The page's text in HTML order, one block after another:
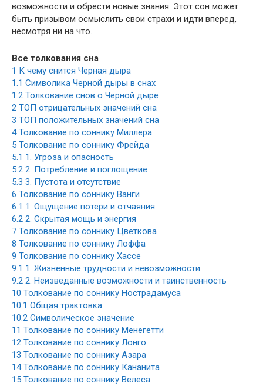
возможности и обрести новые знания. Этот сон может
быть призывом осмыслить свои страхи и идти вперед,
несмотря ни на что.
Все толкования сна
1 К чему снится Черная дыра
1.1 Символика Черной дыры в снах
1.2 Толкование снов о Черной дыре
2 ТОП отрицательных значений сна
3 ТОП положительных значений сна
4 Толкование по соннику Миллера
5 Толкование по соннику Фрейда
5.1 1. Угроза и опасность
5.2 2. Потребление и поглощение
5.3 3. Пустота и отсутствие
6 Толкование по соннику Ванги
6.1 1. Ощущение потери и отчаяния
6.2 2. Скрытая мощь и энергия
7 Толкование по соннику Цветкова
8 Толкование по соннику Лоффа
9 Толкование по соннику Хассе
9.1 1. Жизненные трудности и невозможности
9.2 2. Неизведанные возможности и таинственность
10 Толкование по соннику Нострадамуса
10.1 Общая трактовка
10.2 Символическое значение
11 Толкование по соннику Менегетти
12 Толкование по соннику Лонго
13 Толкование по соннику Азара
14 Толкование по соннику Кананита
15 Толкование по соннику Велеса